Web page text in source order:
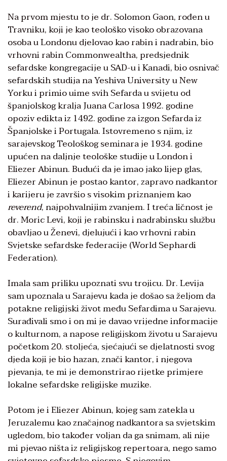
Na prvom mjestu to je dr. Solomon Gaon, rođen u
Travniku, koji je kao teološko visoko obrazovana
osoba u Londonu djelovao kao rabin i nadrabin, bio
vrhovni rabin Commonwealtha, predsjednik
sefardske kongregacije u SAD-u i Kanadi, bio osnivač
sefardskih studija na Yeshiva University u New
Yorku i primio uime svih Sefarda u svijetu od
španjolskog kralja Juana Carlosa 1992. godine
opoziv edikta iz 1492. godine za izgon Sefarda iz
Španjolske i Portugala. Istovremeno s njim, iz
sarajevskog Teološkog seminara je 1934. godine
upućen na daljnje teološke studije u London i
Eliezer Abinun. Budući da je imao jako lijep glas,
Eliezer Abinun je postao kantor, zapravo nadkantor
i karijeru je završio s visokim priznanjem kao
reverend, najpohvalnijim zvanjem. I treća ličnost je
dr. Moric Levi, koji je rabinsku i nadrabinsku službu
obavljao u Ženevi, djelujući i kao vrhovni rabin
Svjetske sefardske federacije (World Sephardi
Federation).
Imala sam priliku upoznati svu trojicu. Dr. Levija
sam upoznala u Sarajevu kada je došao sa željom da
potakne religijski život među Sefardima u Sarajevu.
Surađivali smo i on mi je davao vrijedne informacije
o kulturnom, a napose religijskom životu u Sarajevu
početkom 20. stoljeća, sjećajući se djelatnosti svog
djeda koji je bio hazan, znači kantor, i njegova
pjevanja, te mi je demonstrirao rijetke primjere
lokalne sefardske religijske muzike.
Potom je i Eliezer Abinun, kojeg sam zatekla u
Jeruzalemu kao značajnog nadkantora sa svjetskim
ugledom, bio također voljan da ga snimam, ali nije
mi pjevao ništa iz religijskog repertoara, nego samo